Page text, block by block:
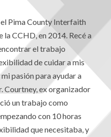
Pima County Interfaith
CCHD, en 2014. Recé a
el trabajo
de cuidar a mis
pasión para ayudar a
Courtney, ex organizador
un trabajo como
con 10 horas
que necesitaba, y